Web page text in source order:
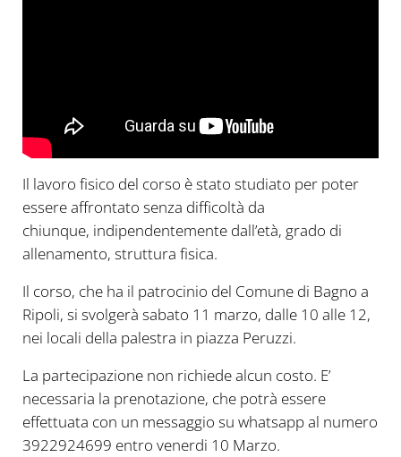
Il lavoro fisico del corso è stato studiato per poter
essere affrontato senza difficoltà da
chiunque, indipendentemente dall’età, grado di
allenamento, struttura fisica.
Il corso, che ha il patrocinio del Comune di Bagno a
Ripoli, si svolgerà sabato 11 marzo, dalle 10 alle 12,
nei locali della palestra in piazza Peruzzi.
La partecipazione non richiede alcun costo. E’
necessaria la prenotazione, che potrà essere
effettuata con un messaggio su whatsapp al numero
3922924699 entro venerdi 10 Marzo.